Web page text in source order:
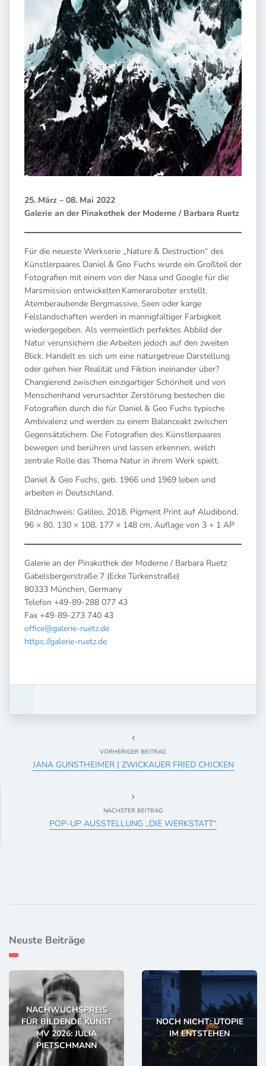
25. März – 08. Mai 2022
Galerie an der Pinakothek der Moderne / Barbara Ruetz
Für die neueste Werkserie „Nature & Destruction“ des
Künstlerpaares Daniel & Geo Fuchs wurde ein Großteil der
Fotografien mit einem von der Nasa und Google für die
Marsmission entwickelten Kameraroboter erstellt.
Atemberaubende Bergmassive, Seen oder karge
Felslandschaften werden in mannigfaltiger Farbigkeit
wiedergegeben. Als vermeintlich perfektes Abbild der
Natur verunsichern die Arbeiten jedoch auf den zweiten
Blick. Handelt es sich um eine naturgetreue Darstellung
oder gehen hier Realität und Fiktion ineinander über?
Changierend zwischen einzigartiger Schönheit und von
Menschenhand verursachter Zerstörung bestechen die
Fotografien durch die für Daniel & Geo Fuchs typische
Ambivalenz und werden zu einem Balanceakt zwischen
Gegensätzlichem. Die Fotografien des Künstlerpaares
bewegen und berühren und lassen erkennen, welch
zentrale Rolle das Thema Natur in ihrem Werk spielt.
Daniel & Geo Fuchs, geb. 1966 und 1969 leben und
arbeiten in Deutschland.
Bildnachweis: Galileo, 2018, Pigment Print auf Aludibond,
96 × 80, 130 × 108, 177 × 148 cm, Auflage von 3 + 1 AP
Galerie an der Pinakothek der Moderne / Barbara Ruetz
Gabelsbergerstraße 7 (Ecke Türkenstraße)
80333 München, Germany
Telefon +49-89-288 077 43
Fax +49-89-273 740 43
office@galerie-ruetz.de
https://galerie-ruetz.de
VORHERIGER BEITRAG
JANA GUNSTHEIMER | ZWICKAUER FRIED CHICKEN
NÄCHSTER BEITRAG
POP-UP AUSSTELLUNG „DIE WERKSTATT“
Neuste Beiträge
NACHWUCHSPREIS
FÜR BILDENDE KUNST
MV 2026: JULIA
PIETSCHMANN
NOCH NICHT: UTOPIE
IM ENTSTEHEN